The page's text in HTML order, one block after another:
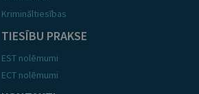
Krimināltiesības
TIESĪBU PRAKSE
EST nolēmumi
ECT nolēmumi